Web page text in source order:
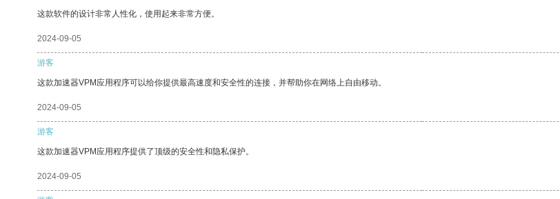
这款软件的设计非常人性化，使用起来非常方便。
2024-09-05
游客
这款加速器VPM应用程序可以给你提供最高速度和安全性的连接，并帮助你在网络上自由移动。
2024-09-05
游客
这款加速器VPM应用程序提供了顶级的安全性和隐私保护。
2024-09-05